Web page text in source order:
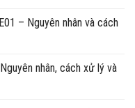
– Nguyên nhân và cách
nhân, cách xử lý và